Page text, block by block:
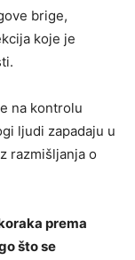
brige,
koje je
na kontrolu
ljudi zapadaju u
razmišljanja o
prema
što se